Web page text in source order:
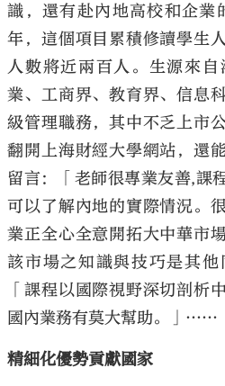
識，還有赴內地高校和企業
年，這個項目累積修讀學生
人數將近兩百人。生源來
業、工商界、教育界、信息
級管理職務，其中不乏上市
翻開上海財經大學網站，還
留言：「老師很專業友善,課
可以了解內地的實際情況。
業正全心全意開拓大中華市
該市場之知識與技巧是其他
「課程以國際視野深切剖析
國內業務有莫大幫助。」……
精細化優勢貢獻國家